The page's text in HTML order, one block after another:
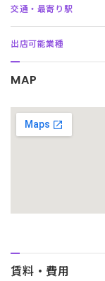
交通・最寄り駅
出店可能業種
MAP
賃料・費用